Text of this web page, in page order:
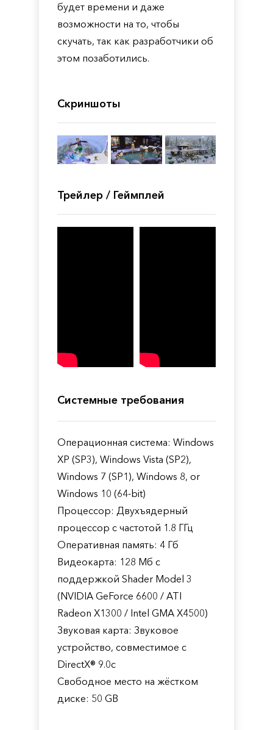
будет времени и даже
возможности на то, чтобы
скучать, так как разработчики об
этом позаботились.
Скриншоты
Трейлер / Геймплей
Системные требования
Операционная система: Windows
XP (SP3), Windows Vista (SP2),
Windows 7 (SP1), Windows 8, or
Windows 10 (64-bit)
Процессор: Двухъядерный
процессор с частотой 1.8 ГГц
Оперативная память: 4 Гб
Видеокарта: 128 Мб с
поддержкой Shader Model 3
(NVIDIA GeForce 6600 / ATI
Radeon X1300 / Intel GMA X4500)
Звуковая карта: Звуковое
устройство, совместимое с
DirectX® 9.0с
Свободное место на жёстком
диске: 50 GB